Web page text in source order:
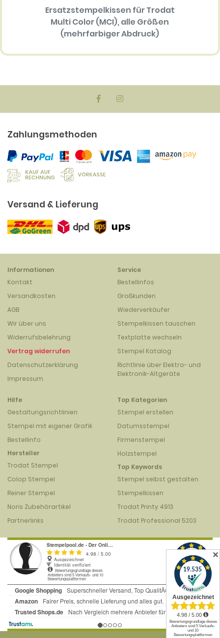
Ersatzstempelkissen für Trodat
Multi Color (MCI), alle Größen
(mehrfarbiger Abdruck)
Zahlungsmethoden
Versand & Lieferung
Informationen
Kontakt
Versandkosten
AGB
Wir über uns
Widerrufsbelehrung
Vertrag widerrufen
Datenschutzerklärung
Impressum
Service
Bestellinfos
Großkunden
Wiederverkäufer
Stempelkissen tauschen
Textplatte wechseln
Stempel Katalog
Richtlinie über Elektro- und
Elektronik-Altgeräte
Hilfe
Gestaltungsrichtlinien
Stempel mit eigener Grafik
Bestellinfo
Hersteller
Trodat Stempel
Colop Stempel
Reiner Stempel
Noris Zubehörartikel
Partnerlinks
Top Kategorien
Stempel erstellen
Datumsstempel
Firmenstempel
Holzstempel
Top Keywords
Stempel selbst gestalten
Stempelkissen
Trodat Printy 4913
Trodat Professional 5203
✕